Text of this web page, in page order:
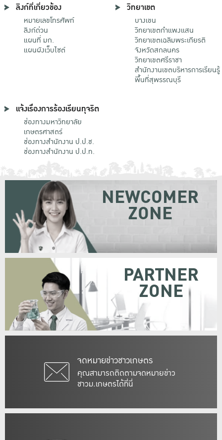
ลิงก์ที่เกี่ยวข้อง
หมายเลขโทรศัพท์
ลิงก์ด่วน
แผนที่ มก.
แผนผังเว็บไซต์
วิทยาเขต
บางเขน
วิทยาเขตกําแพงแสน
วิทยาเขตเฉลิมพระเกียรติ
จังหวัดสกลนคร
วิทยาเขตศรีราชา
สำนักงานเขตบริหารการเรียนรู้
พื้นที่สุพรรณบุรี
แจ้งเรื่องการร้องเรียนทุจริต
ช่องทางมหาวิทยาลัย
เกษตรศาสตร์
ช่องทางสำนักงาน ป.ป.ช.
ช่องทางสำนักงาน ป.ป.ท.
จดหมายข่าวชาวเกษตร
คุณสามารถติดตามจดหมายข่าว
ชาวม.เกษตรได้ที่นี่
NEWCOMER
ZONE
PARTNER
ZONE